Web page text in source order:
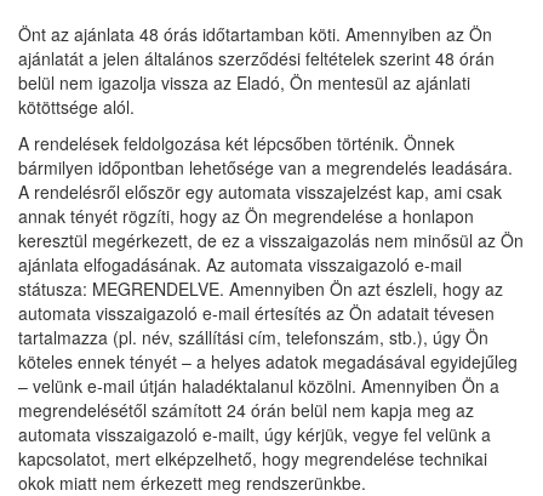
Önt az ajánlata 48 órás időtartamban köti. Amennyiben az Ön
ajánlatát a jelen általános szerződési feltételek szerint 48 órán
belül nem igazolja vissza az Eladó, Ön mentesül az ajánlati
kötöttsége alól.
A rendelések feldolgozása két lépcsőben történik. Önnek
bármilyen időpontban lehetősége van a megrendelés leadására.
A rendelésről először egy automata visszajelzést kap, ami csak
annak tényét rögzíti, hogy az Ön megrendelése a honlapon
keresztül megérkezett, de ez a visszaigazolás nem minősül az Ön
ajánlata elfogadásának. Az automata visszaigazoló e-mail
státusza: MEGRENDELVE. Amennyiben Ön azt észleli, hogy az
automata visszaigazoló e-mail értesítés az Ön adatait tévesen
tartalmazza (pl. név, szállítási cím, telefonszám, stb.), úgy Ön
köteles ennek tényét – a helyes adatok megadásával egyidejűleg
– velünk e-mail útján haladéktalanul közölni. Amennyiben Ön a
megrendelésétől számított 24 órán belül nem kapja meg az
automata visszaigazoló e-mailt, úgy kérjük, vegye fel velünk a
kapcsolatot, mert elképzelhető, hogy megrendelése technikai
okok miatt nem érkezett meg rendszerünkbe.